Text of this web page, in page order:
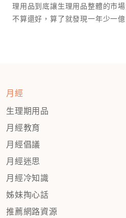
理用品到底讓生理用品整體的市
不算還好，算了就發現一年少一億￼￼
月經
生理期用品
月經教育
月經倡議
月經迷思
月經冷知識
姊妹掏心話
推薦網路資源